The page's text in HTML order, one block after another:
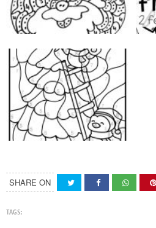
SHARE ON
TAGS: